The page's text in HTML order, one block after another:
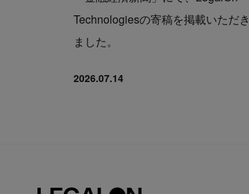
Technologiesの寄稿を掲載いただき
ました。
2026.07.14